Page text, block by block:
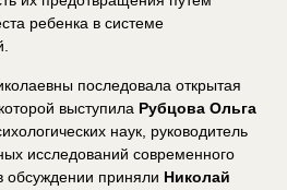
ребенка в системе
последовала открытая
выступила Рубцова Ольга
наук, руководитель
исследований современного
обсуждении приняли Николай